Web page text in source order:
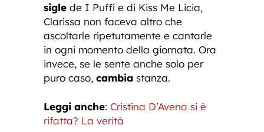
sigle de I Puffi e di Kiss Me Licia,
Clarissa non faceva altro che
ascoltarle ripetutamente e cantarle
in ogni momento della giornata. Ora
invece, se le sente anche solo per
puro caso, cambia stanza.
Leggi anche: Cristina D’Avena si è
rifatta? La verità